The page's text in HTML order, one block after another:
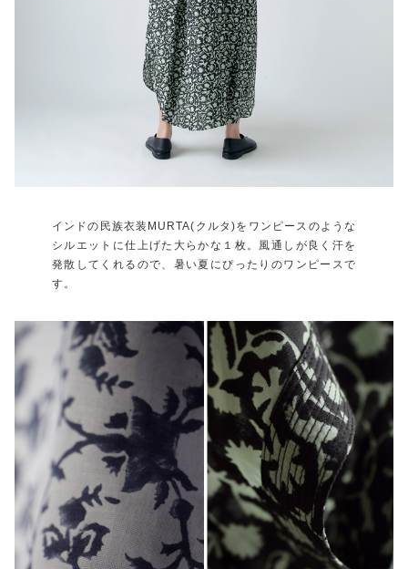
インドの民族衣装MURTA(クルタ)をワンピースのような
シルエットに仕上げた大らかな１枚。風通しが良く汗を
発散してくれるので、暑い夏にぴったりのワンピースで
す。